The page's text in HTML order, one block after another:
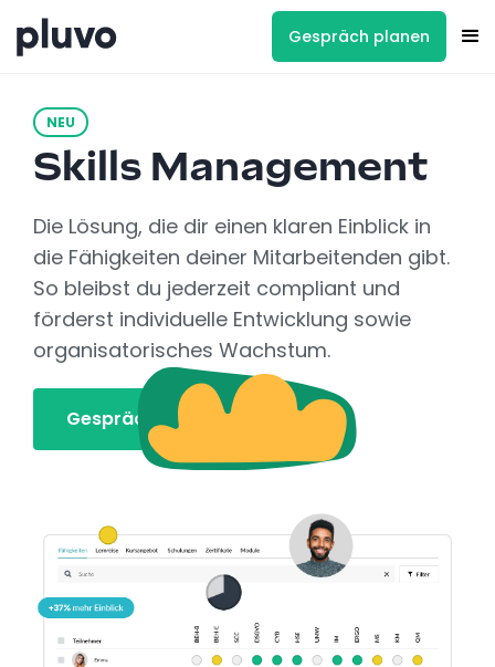
Gespräch planen
NEU
Skills Management
Die Lösung, die dir einen klaren Einblick in
die Fähigkeiten deiner Mitarbeitenden gibt.
So bleibst du jederzeit compliant und
förderst individuelle Entwicklung sowie
organisatorisches Wachstum.
Gespräch planen